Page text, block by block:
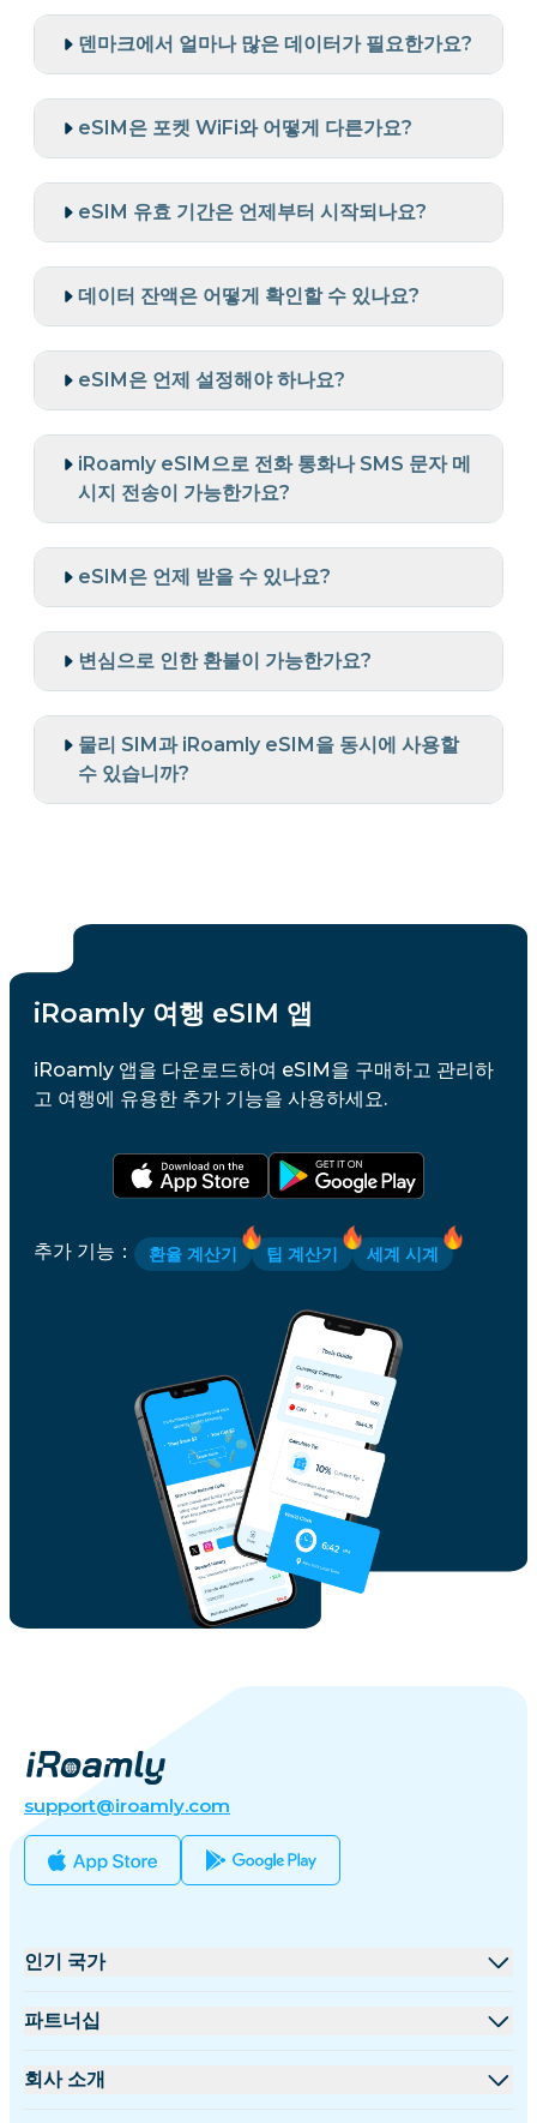
덴마크에서 얼마나 많은 데이터가 필요한가요?
eSIM은 포켓 WiFi와 어떻게 다른가요?
eSIM 유효 기간은 언제부터 시작되나요?
데이터 잔액은 어떻게 확인할 수 있나요?
eSIM은 언제 설정해야 하나요?
iRoamly eSIM으로 전화 통화나 SMS 문자 메
시지 전송이 가능한가요?
eSIM은 언제 받을 수 있나요?
변심으로 인한 환불이 가능한가요?
물리 SIM과 iRoamly eSIM을 동시에 사용할
수 있습니까?
iRoamly 여행 eSIM 앱
iRoamly 앱을 다운로드하여 eSIM을 구매하고 관리하
고 여행에 유용한 추가 기능을 사용하세요.
추가 기능 ： 환율 계산기 팁 계산기 세계 시계
support@iroamly.com
인기 국가
미국
파트너십
도매 플랫폼
회사 소개